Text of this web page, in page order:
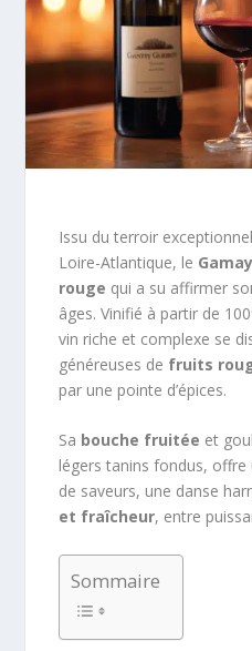
Issu du terroir
Loire-Atlantique, le
rouge qui a su affirmer
âges. Vinifié à partir de
vin riche et complexe se
généreuses de fruits
par une pointe d’épices.
Sa bouche fruitée et
légers tanins fondus,
de saveurs, une danse
et fraîcheur, entre
Sommaire